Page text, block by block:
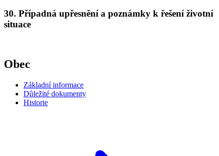
30. Případná upřesnění a poznámky k řešení životní
situace
Obec
Základní informace
Důležité dokumenty
Historie